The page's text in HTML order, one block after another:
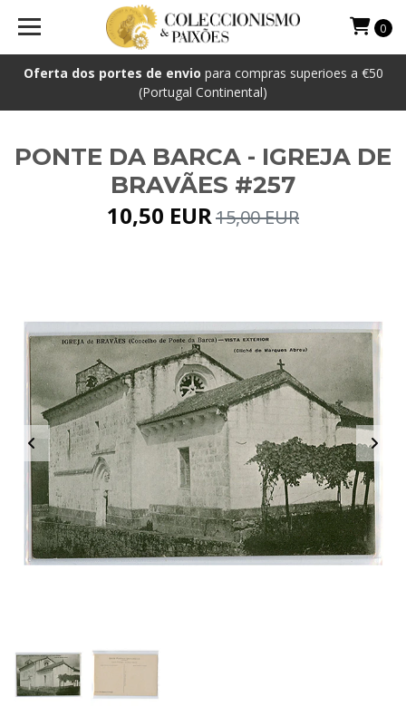
Oferta dos portes de envio para compras superioes a €50
(Portugal Continental)
0
PONTE DA BARCA - IGREJA DE
BRAVÃES #257
10,50 EUR15,00 EUR